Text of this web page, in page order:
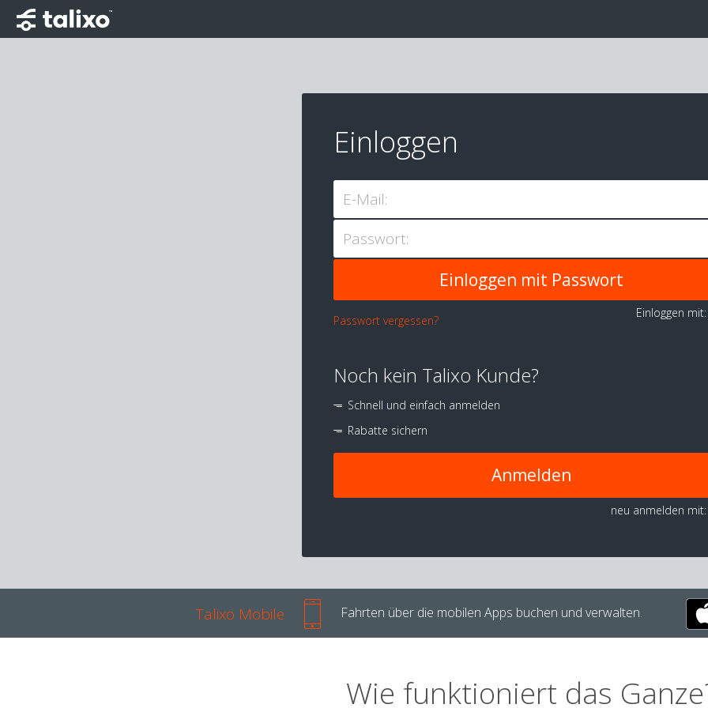
Einloggen
E-Mail:
Passwort:
Passwort vergessen?
Einloggen
Noch kein Talixo Kunde?
Schnell und einfach anmelden
Rabatte sichern
Anmelden
neu anmelden mit:
Talixo Mobile Fahrten über die mobilen Apps buchen und verwalten.
Wie funktioniert das